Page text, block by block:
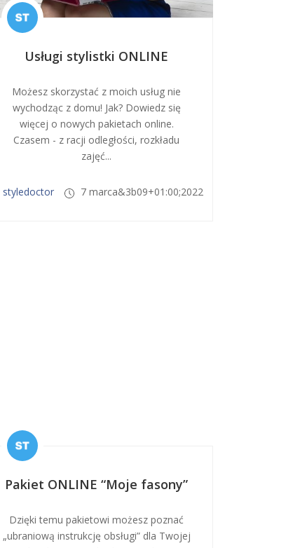
Usługi stylistki ONLINE
Możesz skorzystać z moich usług nie
wychodząc z domu! Jak? Dowiedz się
więcej o nowych pakietach online.
Czasem - z racji odległości, rozkładu
zajęć...
styledoctor 7 marca&3b09+01:00;2022
Pakiet ONLINE “Moje fasony”
Dzięki temu pakietowi możesz poznać
„ubraniową instrukcję obsługi” dla Twojej